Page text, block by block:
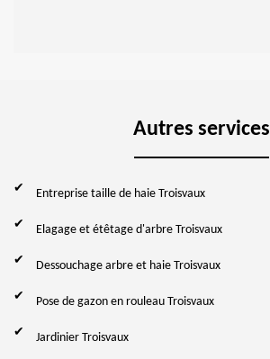
Autres services
Entreprise taille de haie Troisvaux
Elagage et étêtage d'arbre Troisvaux
Dessouchage arbre et haie Troisvaux
Pose de gazon en rouleau Troisvaux
Jardinier Troisvaux